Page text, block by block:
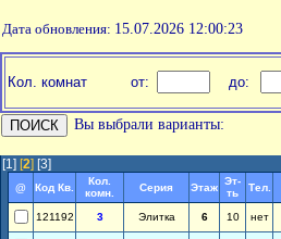
Дата обновления: 15.07.2026 12:00:23
Кол. комнат от: до:
Вы выбрали варианты:
[1] [2] [3]
@ Код Кв.
Кол.
комн.
Серия Этаж
Эт-
ть
Тел.
121192
3 Элитка 6 10 нет